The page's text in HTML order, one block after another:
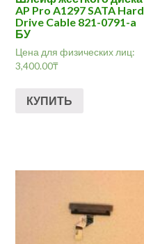
AP Pro A1297 SATA Hard
Drive Cable 821-0791-a
БУ
Цена для физических лиц:
3,400.00₸
КУПИТЬ